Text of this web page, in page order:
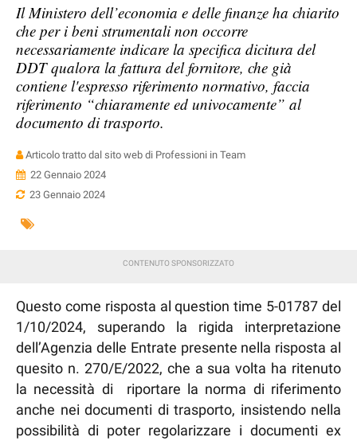
Il Ministero dell’economia e delle finanze ha chiarito
che per i beni strumentali non occorre
necessariamente indicare la specifica dicitura del
DDT qualora la fattura del fornitore, che già
contiene l'espresso riferimento normativo, faccia
riferimento “chiaramente ed univocamente” al
documento di trasporto.
Articolo tratto dal sito web di Professioni in Team
22 Gennaio 2024
23 Gennaio 2024
Questo come risposta al question time 5-01787 del
1/10/2024, superando la rigida interpretazione
dell’Agenzia delle Entrate presente nella risposta al
quesito n. 270/E/2022, che a sua volta ha ritenuto
la necessità di riportare la norma di riferimento
anche nei documenti di trasporto, insistendo nella
possibilità di poter regolarizzare i documenti ex